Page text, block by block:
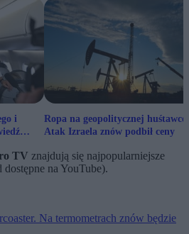
i
Ropa na geopolitycznej huśtawce.
Atak Izraela znów podbił ceny
TV znajdują się najpopularniejsze
na YouTube).
Na termometrach znów będzie